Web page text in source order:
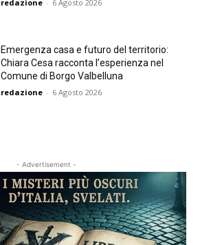
redazione - 6 Agosto 2026
Emergenza casa e futuro del territorio:
Chiara Cesa racconta l’esperienza nel
Comune di Borgo Valbelluna
redazione - 6 Agosto 2026
- Advertisement -